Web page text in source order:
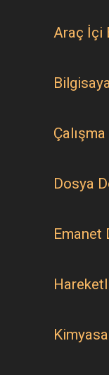
Araç İçi
Dosya
Emanet